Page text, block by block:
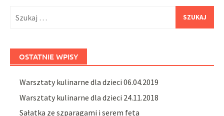
OSTATNIE WPISY
Warsztaty kulinarne dla dzieci 06.04.2019
Warsztaty kulinarne dla dzieci 24.11.2018
Sałatka ze szparagami i serem feta